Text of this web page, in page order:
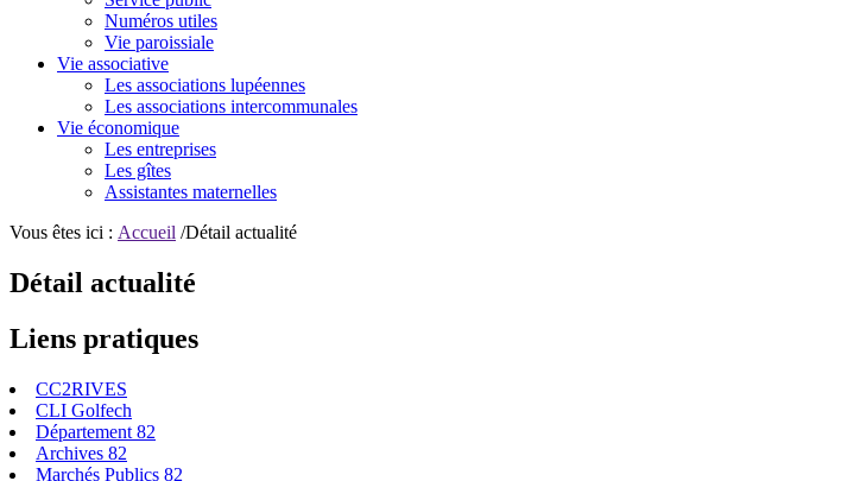
Numéros utiles
Vie paroissiale
Vie associative
Les associations lupéennes
Les associations intercommunales
Vie économique
Les entreprises
Les gîtes
Assistantes maternelles
Vous êtes ici : Accueil /Détail actualité
Détail actualité
Liens pratiques
CC2RIVES
CLI Golfech
Département 82
Archives 82
Marchés Publics 82